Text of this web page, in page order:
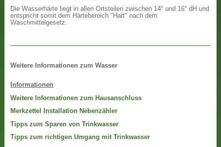
Die Wasserhärte liegt in allen Ortsteilen zwischen 14° und 16° dH und
entspricht somit dem Härtebereich "Hart" nach dem
Waschmittelgesetz.
Weitere Informationen zum Wasser
Informationen:
Weitere Informationen zum Hausanschluss
Merkzettel Installation Nebenzähler
Tipps zum Sparen von Trinkwasser
Tipps zum richtigen Umgang mit Trinkwasser